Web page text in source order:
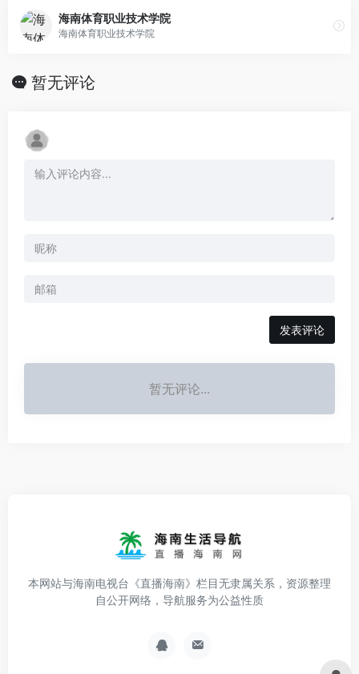
海南体育职业技术学院
海南体育职业技术学院
暂无评论
发表评论
暂无评论...
本网站与海南电视台《直播海南》栏目无隶属关系，资源整理
自公开网络，导航服务为公益性质